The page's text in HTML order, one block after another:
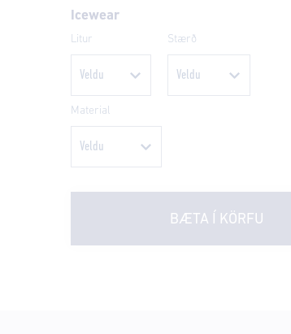
Icewear
Litur Stærð
Material
BÆTA Í KÖRFU